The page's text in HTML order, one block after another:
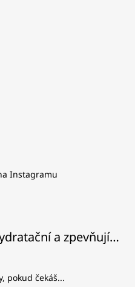
Instagramu
PARIS LEAF Hydratační a zpevňující balzám na rty
je 5 z 5 hvězdiček.
pokud čekáš...